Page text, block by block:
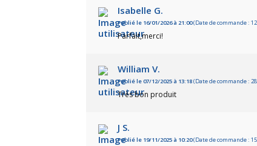
Isabelle G.
Publié le 16/01/2026 à 21:00(Date de commande :
Parfait,merci!
William V.
Publié le 07/12/2025 à 13:18(Date de commande :
Très bon produit
J S.
Publié le 19/11/2025 à 10:20(Date de commande :